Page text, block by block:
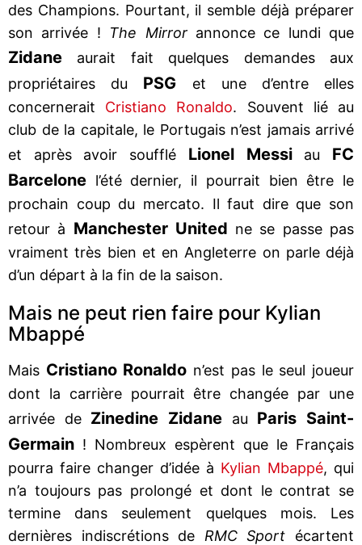
des Champions. Pourtant, il semble déjà préparer
son arrivée ! The Mirrorannonce ce lundi que
Zidane aurait fait quelques demandes aux
propriétaires du PSG et une d’entre elles
concernerait Cristiano Ronaldo. Souvent lié au
club de la capitale, le Portugais n’est jamais arrivé
et après avoir soufflé Lionel Messiau FC
Barcelone l’été dernier, il pourrait bien être le
prochain coup du mercato. Il faut dire que son
retour à Manchester United ne se passe pas
vraiment très bien et en Angleterre on parle déjà
d’un départ à la fin de la saison.
Mais ne peut rien faire pour Kylian
Mbappé
Mais Cristiano Ronaldo n’est pas le seul joueur
dont la carrière pourrait être changée par une
arrivée de Zinedine Zidane au Paris Saint-
Germain ! Nombreux espèrent que le Français
pourra faire changer d’idée à Kylian Mbappé, qui
n’a toujours pas prolongé et dont le contrat se
termine dans seulement quelques mois. Les
dernières indiscrétions de RMC Sport écartent